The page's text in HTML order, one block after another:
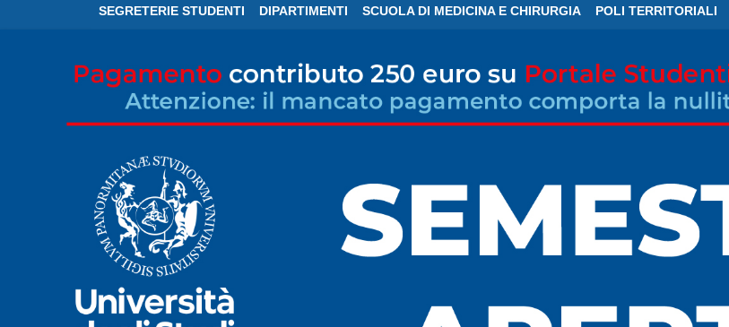
SEGRETERIE STUDENTI DIPARTIMENTI SCUOLA DI MEDICINA E CHIRURGIA POLI TERRITORIALI